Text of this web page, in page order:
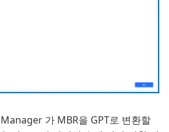
가 MBR을 GPT로 변환할